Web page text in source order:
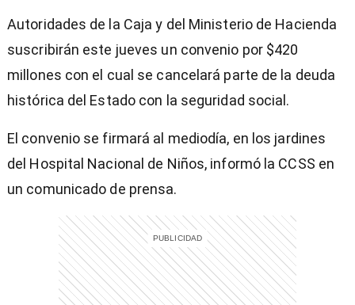
Autoridades de la Caja y del Ministerio de Hacienda
suscribirán este jueves un convenio por $420
millones con el cual se cancelará parte de la deuda
histórica del Estado con la seguridad social.
El convenio se firmará al mediodía, en los jardines
del Hospital Nacional de Niños, informó la CCSS en
un comunicado de prensa.